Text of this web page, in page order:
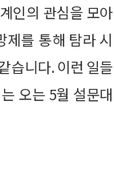
인의 관심을 모아
제를 통해 탐라 시
습니다. 이런 일들
오는 5월 설문대